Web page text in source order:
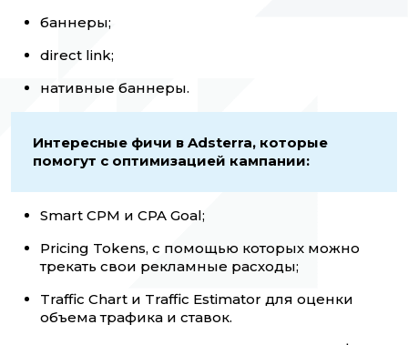
баннеры;
direct link;
нативные баннеры.
Интересные фичи в Adsterra, которые
помогут с оптимизацией кампании:
Smart CPM и CPA Goal;
Pricing Tokens, с помощью которых можно
трекать свои рекламные расходы;
Traffic Chart и Traffic Estimator для оценки
объема трафика и ставок.